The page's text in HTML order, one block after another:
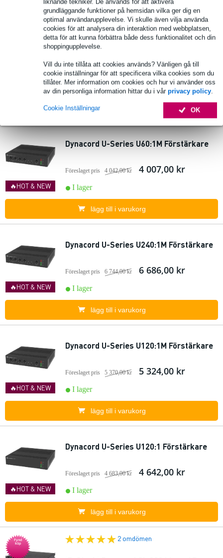
liknande tekniker. De används för att aktivera
grundläggande funktioner på hemsidan vilka ger dig en
optimal användarupplevelse. Vi skulle även vilja använda
cookies för att analysera din interaktion med webbplatsen,
detta för att kunna förbättra både dess funktionalitet och din
shoppingupplevelse.
Vill du inte tillåta att cookies används? Vänligen gå till
cookie inställningar för att specificera vilka cookies som du
tillåter. Mer information om cookies och hur vi använder oss
av din personliga information hittar du i vår privacy policy.
OK
Cookie Inställningar
lägg till i varukorg
🔥HOT & NEW
Dynacord U-Series U30:1M Förstärkare
Föreslaget pris 3 412,00 kr 3 383,00 kr
I lager
lägg till i varukorg
🔥HOT & NEW
Dynacord U-Series U60:1M Förstärkare
Föreslaget pris 4 042,00 kr 4 007,00 kr
I lager
lägg till i varukorg
🔥HOT & NEW
Dynacord U-Series U240:1M Förstärkare
Föreslaget pris 6 744,00 kr 6 686,00 kr
I lager
lägg till i varukorg
🔥HOT & NEW
Dynacord U-Series U120:1M Förstärkare
Föreslaget pris 5 370,00 kr 5 324,00 kr
I lager
lägg till i varukorg
🔥HOT & NEW
Dynacord U-Series U120:1 Förstärkare
Föreslaget pris 4 683,00 kr 4 642,00 kr
I lager
lägg till i varukorg
Fynd
köp
2 omdömen